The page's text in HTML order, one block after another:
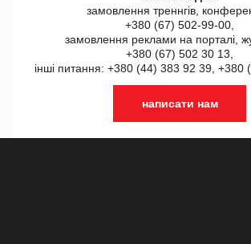
замовлення треннгів,
+380 (67) 502-99-00,
замовлення реклами на порталі,
+380 (67) 502 30 13,
інші питання: +380 (44) 383 92 39, +380
написати нам